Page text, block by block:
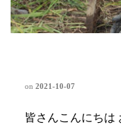
on 2021-10-07
皆さんこんにちは